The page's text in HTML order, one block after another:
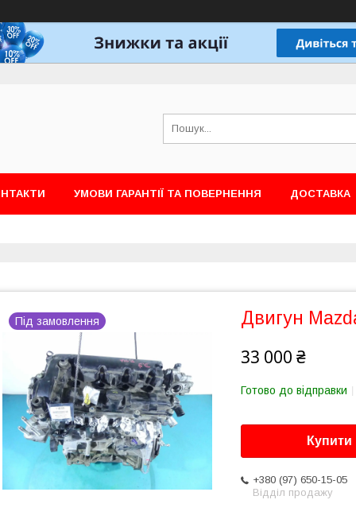
УМОВИ ГАРАНТІЇ ТА ПОВЕРНЕННЯ ДОСТАВКА
Під замовлення Двигун
33 000 ₴
Готово до відправки
Купити
+380 (97) 650-15-05
Відділ продажу